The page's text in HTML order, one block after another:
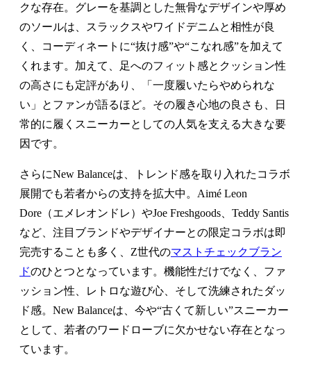
クな存在。グレーを基調とした無骨なデザインや厚め
のソールは、スラックスやワイドデニムと相性が良
く、コーディネートに“抜け感”や“こなれ感”を加えて
くれます。加えて、足へのフィット感とクッション性
の高さにも定評があり、「一度履いたらやめられな
い」とファンが語るほど。その履き心地の良さも、日
常的に履くスニーカーとしての人気を支える大きな要
因です。
さらにNew Balanceは、トレンド感を取り入れたコラボ
展開でも若者からの支持を拡大中。Aimé Leon
Dore（エメレオンドレ）やJoe Freshgoods、Teddy Santis
など、注目ブランドやデザイナーとの限定コラボは即
完売することも多く、Z世代のマストチェックブラン
ドのひとつとなっています。機能性だけでなく、ファ
ッション性、レトロな遊び心、そして洗練されたダッ
ド感。New Balanceは、今や“古くて新しい”スニーカー
として、若者のワードローブに欠かせない存在となっ
ています。